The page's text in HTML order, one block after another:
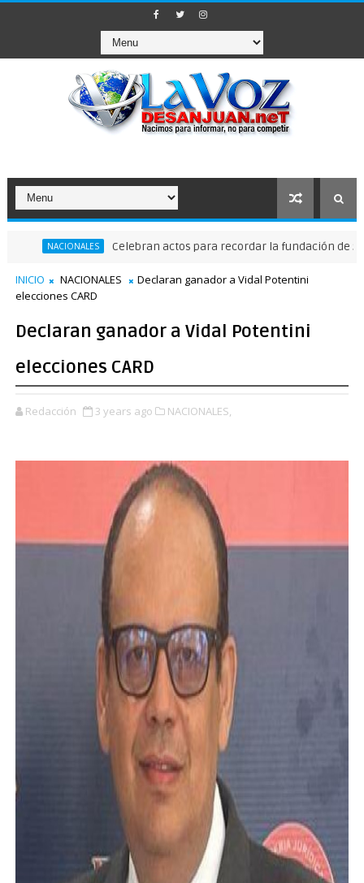
Celebran actos para recordar la fundación de Santo
INICIO NACIONALES
Declaran ganador a Vidal Potentini
elecciones CARD
Declaran ganador a Vidal Potentini
elecciones CARD
Redacción 3 years ago NACIONALES,